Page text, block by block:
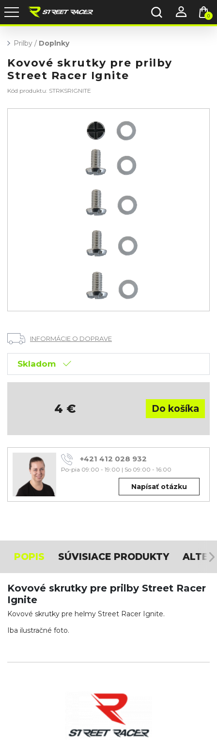
0
Prilby / Doplnky
Kovové skrutky pre prilby
Street Racer Ignite
Kód produktu: STRKSRIGNITE
INFORMÁCIE O DOPRAVE
Skladom
4 €
+421 412 028 932
Po-pia 09:00 - 19:00 | So 09:00 - 16:00
Napísať otázku
POPIS SÚVISIACE PRODUKTY
Kovové skrutky pre prilby Street Racer
Ignite
Kovové skrutky pre helmy Street Racer Ignite.
Iba ilustračné foto.